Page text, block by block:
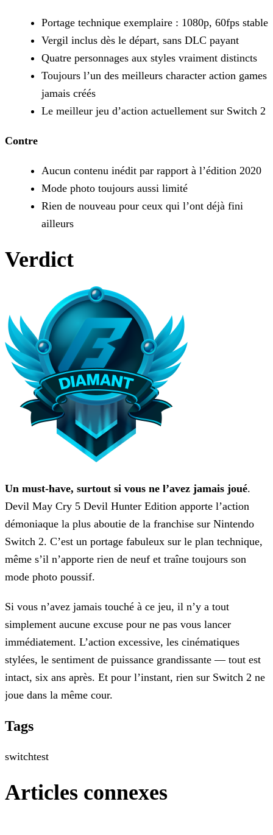
Portage technique exemplaire : 1080p, 60fps stable
Vergil inclus dès le départ, sans DLC payant
Quatre personnages aux styles vraiment distincts
Toujours l’un des meilleurs character action games
jamais créés
Le meilleur jeu d’action actuellement sur Switch 2
Contre
Aucun contenu inédit par rapport à l’édition 2020
Mode photo toujours aussi limité
Rien de nouveau pour ceux qui l’ont déjà fini
ailleurs
Verdict
Un must-have, surtout si vous ne l’avez jamais joué.
Devil May Cry 5 Devil Hunter Edition apporte l’action
démoniaque la plus aboutie de la franchise sur Nintendo
Switch 2. C’est un portage fabuleux sur le plan technique,
même s’il n’apporte rien de neuf et traîne toujours son
mode photo poussif.
Si vous n’avez jamais touché à ce jeu, il n’y a tout
simplement aucune excuse pour ne pas vous lancer
immédiatement. L’action excessive, les cinématiques
stylées, le sentiment de puissance grandissante — tout est
intact, six ans après. Et pour l’instant, rien sur Switch 2 ne
joue dans la même cour.
Tags
switchtest
Articles connexes